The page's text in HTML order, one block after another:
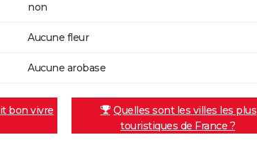
non
Aucune fleur
Aucune arobase
bon vivre
Quelles sont les villes les plus
touristiques de France ?